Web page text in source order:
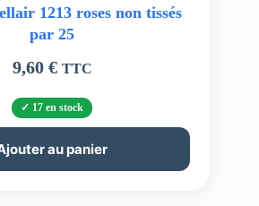
1213 roses non tissés
par 25
9,60 € TTC
17 en stock
au panier